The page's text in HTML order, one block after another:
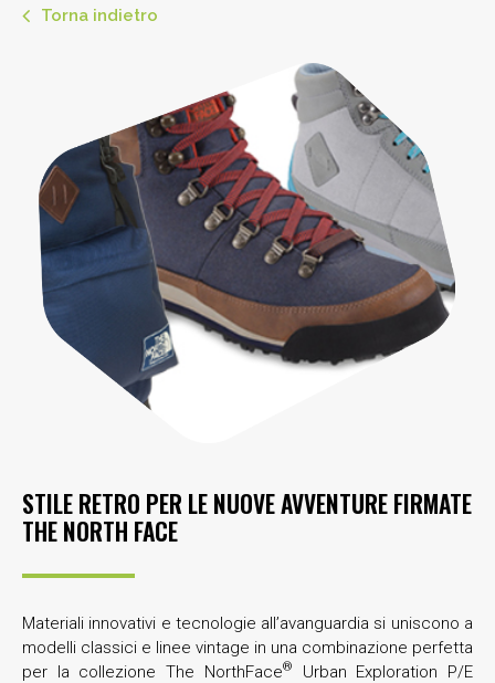
Torna indietro
STILE RETRO PER LE NUOVE AVVENTURE FIRMATE
THE NORTH FACE
Materiali innovativi e tecnologie all’avanguardia si uniscono a
modelli classici e linee vintage in una combinazione perfetta
per la collezione The NorthFace®
Urban Exploration P/E